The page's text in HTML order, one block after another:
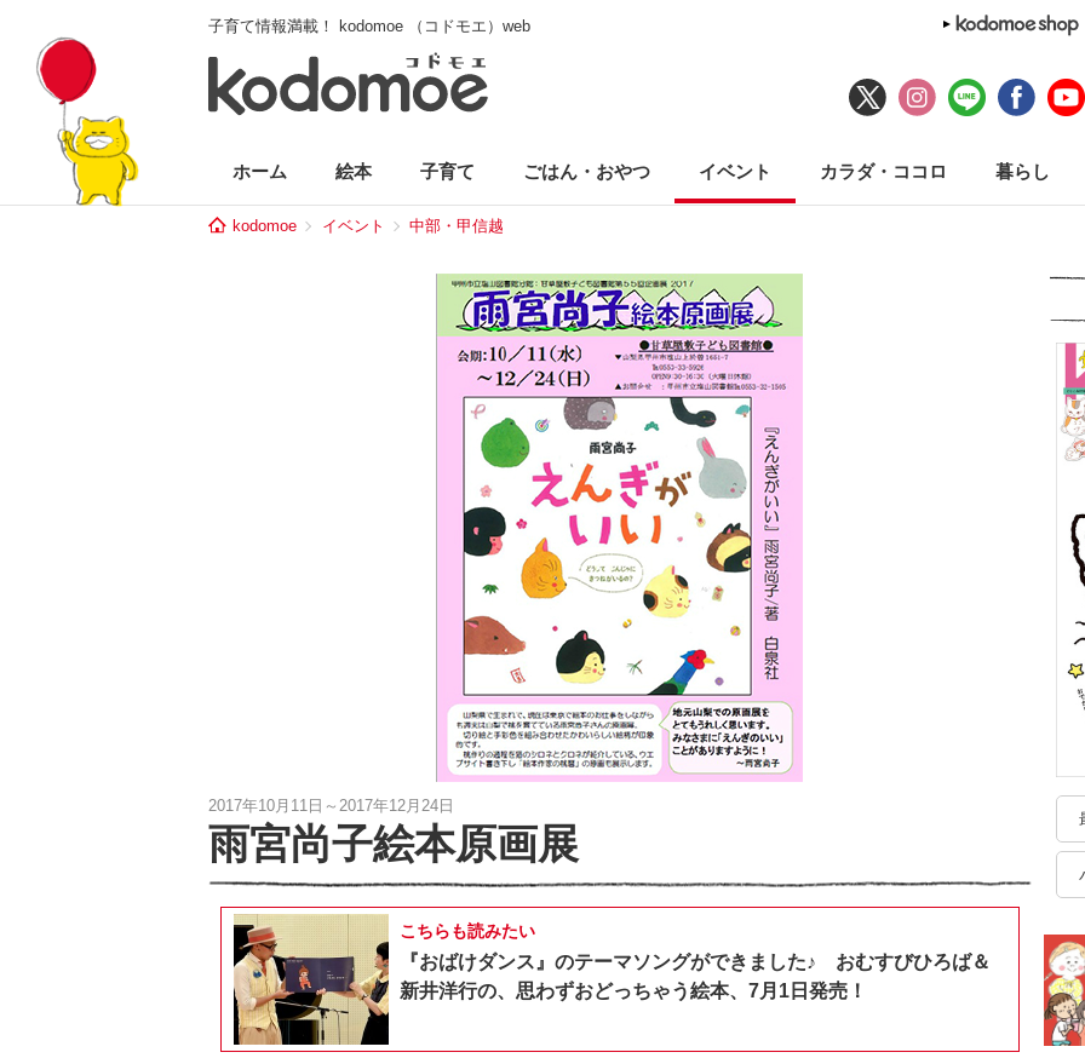
子育て情報満載！ kodomoe （コドモエ）web
ホーム 絵本 子育て ごはん・おやつ イベント カラダ・ココロ 暮らし
kodomoe イベント 中部・甲信越
2017年10月11日～2017年12月24日
雨宮尚子絵本原画展
こちらも読みたい
『おばけダンス』のテーマソングができました♪ おむすびひろば＆
新井洋行の、思わずおどっちゃう絵本、7月1日発売！